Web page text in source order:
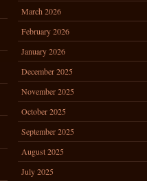
March 2026
February 2026
January 2026
December 2025
November 2025
October 2025
September 2025
August 2025
July 2025